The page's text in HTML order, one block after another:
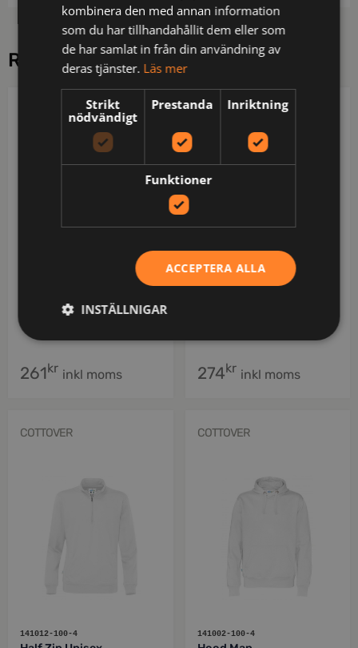
RELATERADE PRODUKTER
141020-100-4
T-shirt Long Sleeve Man
261kr inkl moms
DAD
274kr inkl moms
COTTOVER
141012-100-4
COTTOVER
141002-100-4
kombinera den med annan information
som du har tillhandahållit dem eller som
de har samlat in från din användning av
deras tjänster. Läs mer
Strikt
nödvändigt
Prestanda Inriktning
Funktioner
ACCEPTERA ALLA
INSTÄLLNIGAR